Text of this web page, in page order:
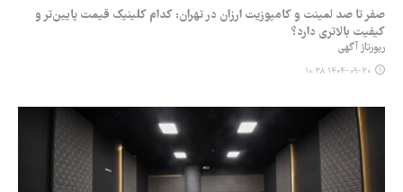
صفر تا صد لمینت و کامپوزیت ارزان در تهران: کدام کلینیک قیمت پایین‌تر و
کیفیت بالاتری دارد؟
رپورتاژ آگهی
۱۴۰۴-۰۹-۳۰ ۱۰:۳۸